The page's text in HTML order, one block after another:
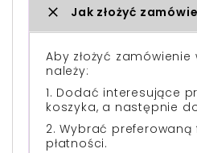
Jak złożyć
Aby złożyć
należy:
1. Dodać interesujące
koszyka, a następnie
2. Wybrać
płatności.